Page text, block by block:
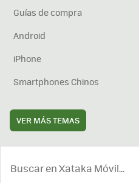
Guías de compra
Android
iPhone
Smartphones Chinos
VER MÁS TEMAS